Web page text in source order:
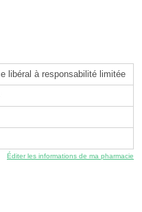
libéral à responsabilité limitée
Éditer les informations de ma pharmacie